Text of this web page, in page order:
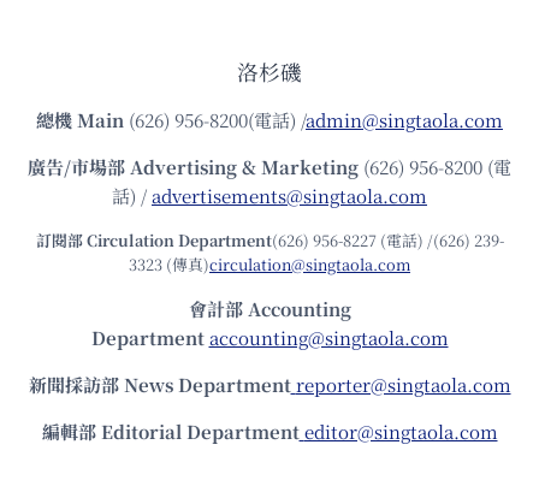
洛杉磯
總機Main (626) 956-8200(電話) /admin@singtaola.com
廣告/市場部Advertising & Marketing (626) 956-8200 (電
話) /advertisements@singtaola.com
訂閱部 Circulation Department(626) 956-8227 (電話) /(626) 239-
3323 (傳真)circulation@singtaola.com
會計部 Accounting
Department accounting@singtaola.com
新聞採訪部 News Department reporter@singtaola.com
編輯部 Editorial Department editor@singtaola.com